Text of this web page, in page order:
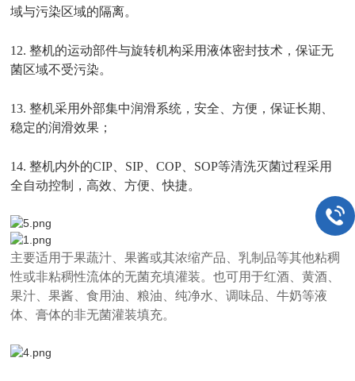
域与污染区域的隔离。
12. 整机的运动部件与旋转机构采用液体密封技术，保证无
菌区域不受污染。
13. 整机采用外部集中润滑系统，安全、方便，保证长期、
稳定的润滑效果；
14. 整机内外的CIP、SIP、COP、SOP等清洗灭菌过程采用
全自动控制，高效、方便、快捷。
主要适用于果蔬汁、果酱或其浓缩产品、乳制品等其他粘稠
性或非粘稠性流体的无菌充填灌装。也可用于红酒、黄酒、
果汁、果酱、食用油、粮油、纯净水、调味品、牛奶等液
体、膏体的非无菌灌装填充。